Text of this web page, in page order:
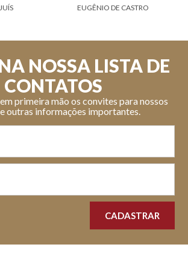
EUGÊNIO DE CASTRO
NOSSA LISTA DE
CONTATOS
primeira mão os convites para nossos
outras informações importantes.